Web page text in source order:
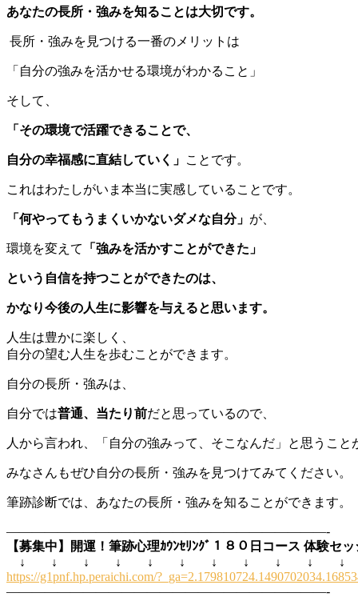
あなたの長所・強みを知ることは大切です。
長所・強みを見つける一番のメリットは
「自分の強みを活かせる環境がわかること」
そして、
「その環境で活躍できることで、
自分の幸福感に直結していく」 ことです。
これはわたしがいま本当に実感していることです。
「何やってもうまくいかないダメな自分」 が、
環境を変えて 「強みを活かすことができた」
という自信を持つことができたのは、
かなり今後の人生に影響を与えると思います。
人生は豊かに楽しく、
自分の望む人生を歩むことができます。
自分の長所・強みは、
自分では普通、当たり前だと思っているので、
人から言われ、「自分の強みって、そこなんだ」と思うこと
みなさんもぜひ自分の長所・強みを見つけてみてください。
筆跡診断では、あなたの長所・強みを知ることができます。
—————————————————————————-
【募集中】開運！筆跡心理ｶｳﾝｾﾘﾝｸﾞ１８０日コース 体験セ
↓ ↓ ↓ ↓ ↓ ↓ ↓ ↓ ↓ ↓ ↓
https://g1pnf.hp.peraichi.com/
—————————————————————————-